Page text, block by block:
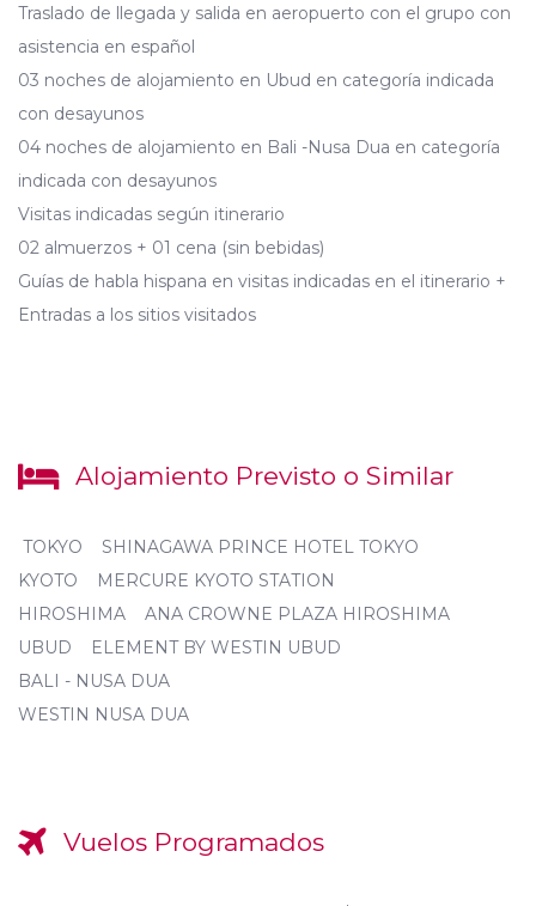
Traslado de llegada y salida en aeropuerto con el grupo con
asistencia en español
03 noches de alojamiento en Ubud en categoría indicada
con desayunos
04 noches de alojamiento en Bali -Nusa Dua en categoría
indicada con desayunos
Visitas indicadas según itinerario
02 almuerzos + 01 cena (sin bebidas)
Guías de habla hispana en visitas indicadas en el itinerario +
Entradas a los sitios visitados
Alojamiento Previsto o Similar
TOKYO SHINAGAWA PRINCE HOTEL TOKYO
KYOTO MERCURE KYOTO STATION
HIROSHIMA ANA CROWNE PLAZA HIROSHIMA
UBUD ELEMENT BY WESTIN UBUD
BALI - NUSA DUA
WESTIN NUSA DUA
Vuelos Programados